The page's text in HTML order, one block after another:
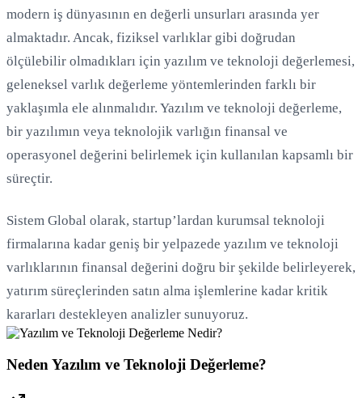
modern iş dünyasının en değerli unsurları arasında yer
almaktadır. Ancak, fiziksel varlıklar gibi doğrudan
ölçülebilir olmadıkları için yazılım ve teknoloji değerlemesi,
geleneksel varlık değerleme yöntemlerinden farklı bir
yaklaşımla ele alınmalıdır. Yazılım ve teknoloji değerleme,
bir yazılımın veya teknolojik varlığın finansal ve
operasyonel değerini belirlemek için kullanılan kapsamlı bir
süreçtir.
Sistem Global olarak, startup’lardan kurumsal teknoloji
firmalarına kadar geniş bir yelpazede yazılım ve teknoloji
varlıklarının finansal değerini doğru bir şekilde belirleyerek,
yatırım süreçlerinden satın alma işlemlerine kadar kritik
kararları destekleyen analizler sunuyoruz.
Neden Yazılım ve Teknoloji Değerleme?